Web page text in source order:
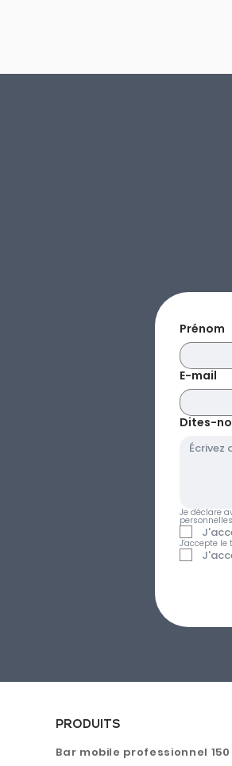
Prénom
E-mail
Dites-
Je déclare
J'accepte le
PRODUITS
Bar mobile professionnel